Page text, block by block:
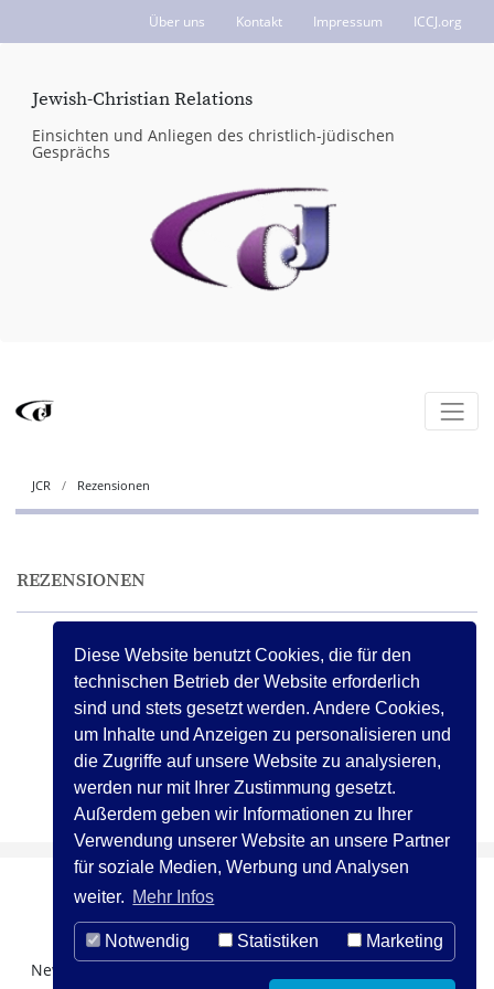
Diese Website benutzt Cookies, die für den
technischen Betrieb der Website erforderlich
sind und stets gesetzt werden. Andere Cookies,
um Inhalte und Anzeigen zu personalisieren und
die Zugriffe auf unsere Website zu analysieren,
werden nur mit Ihrer Zustimmung gesetzt.
Außerdem geben wir Informationen zu Ihrer
Verwendung unserer Website an unsere Partner
für soziale Medien, Werbung und Analysen
weiter. Mehr Infos
Notwendig Statistiken Marketing
Über uns Kontakt Impressum ICCJ.org
Jewish-Christian Relations
Einsichten und Anliegen des christlich-jüdischen
Gesprächs
JCR Rezensionen
REZENSIONEN
«Vorherige
1 … 12 13
«Vorherige
1 … 12 13
Newsletter Registration